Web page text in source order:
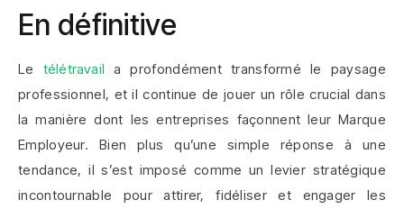
En définitive
Le télétravail a profondément transformé le paysage
professionnel, et il continue de jouer un rôle crucial dans
la manière dont les entreprises façonnent leur Marque
Employeur. Bien plus qu’une simple réponse à une
tendance, il s’est imposé comme un levier stratégique
incontournable pour attirer, fidéliser et engager les